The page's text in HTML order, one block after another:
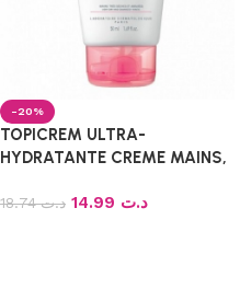
-20%
TOPICREM ULTRA-
HYDRATANTE CREME MAINS,
د.ت18.74 د.ت